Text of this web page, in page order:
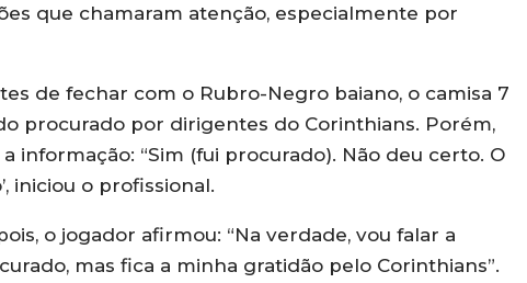
que chamaram atenção, especialmente por
de fechar com o Rubro-Negro baiano, o camisa 7
procurado por dirigentes do Corinthians. Porém,
informação: “Sim (fui procurado). Não deu certo. O
iniciou o profissional.
o jogador afirmou: “Na verdade, vou falar a
mas fica a minha gratidão pelo Corinthians”.